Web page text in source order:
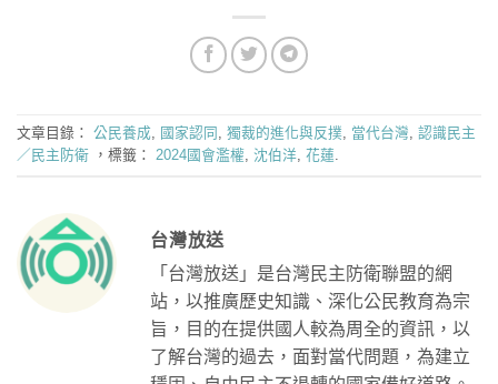
文章目錄： 公民養成, 國家認同 , 獨裁的進化與反撲, 當代台灣, 認識民主
／民主防衛 ，標籤： 2024國會濫權, 沈伯洋, 花蓮.
台灣放送
「台灣放送」是台灣民主防衛聯盟的網
站，以推廣歷史知識、深化公民教育為宗
旨，目的在提供國人較為周全的資訊，以
了解台灣的過去，面對當代問題，為建立